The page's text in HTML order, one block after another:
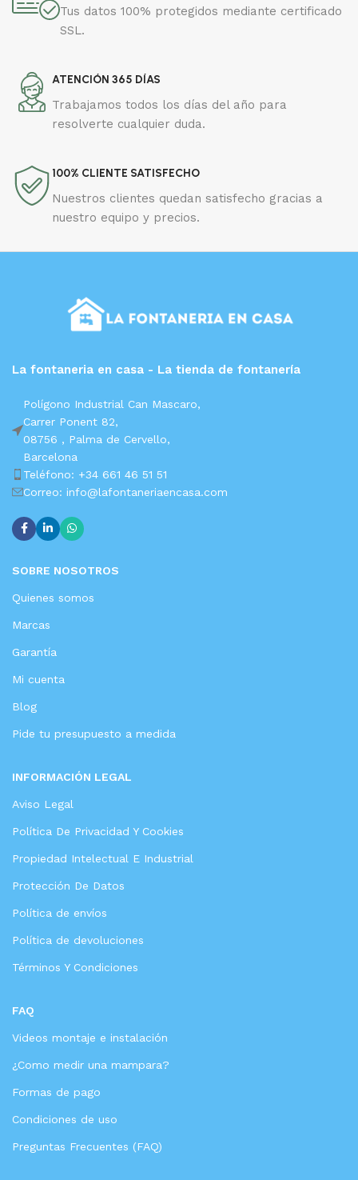
Tus datos 100% protegidos mediante certificado
SSL.
ATENCIÓN 365 DÍAS
Trabajamos todos los días del año para
resolverte cualquier duda.
100% CLIENTE SATISFECHO
Nuestros clientes quedan satisfecho gracias a
nuestro equipo y precios.
La fontaneria en casa - La tienda de fontanería
Polígono Industrial Can Mascaro,
Carrer Ponent 82,
08756 , Palma de Cervello,
Barcelona
Teléfono: +34 661 46 51 51
Correo: info@lafontaneriaencasa.com
SOBRE NOSOTROS
Quienes somos
Marcas
Garantía
Mi cuenta
Blog
Pide tu presupuesto a medida
INFORMACIÓN LEGAL
Aviso Legal
Política De Privacidad Y Cookies
Propiedad Intelectual E Industrial
Protección De Datos
Política de envíos
Política de devoluciones
Términos Y Condiciones
FAQ
Videos montaje e instalación
¿Como medir una mampara?
Formas de pago
Condiciones de uso
Preguntas Frecuentes (FAQ)